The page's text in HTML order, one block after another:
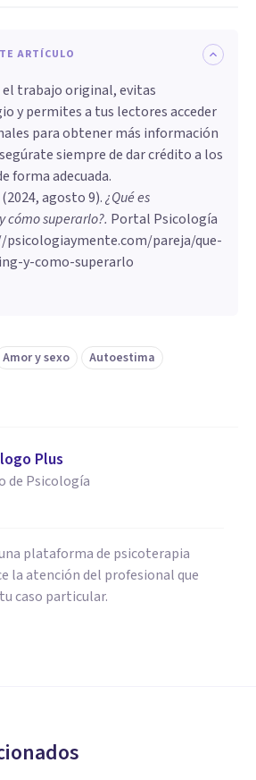
ARTÍCULO
el trabajo original, evitas
y permites a tus lectores acceder
para obtener más información
siempre de dar crédito a los
forma adecuada.
(2024, agosto 9).¿Qué es
cómo superarlo?. Portal Psicología
pareja/que-
y-como-superarlo
Amor y sexo
Autoestima
Plus
de Psicología
plataforma de psicoterapia
la atención del profesional que
caso particular.